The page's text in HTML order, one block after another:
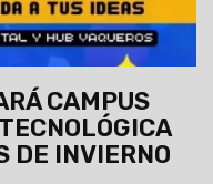
CAMPUS
DE INVIERNO